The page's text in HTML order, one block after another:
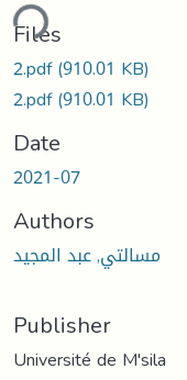
Files
2.pdf(910.01 KB)
2.pdf(910.01 KB)
Date
2021-07
Authors
مسالتي, عبد المجيد
Publisher
Université de M'sila